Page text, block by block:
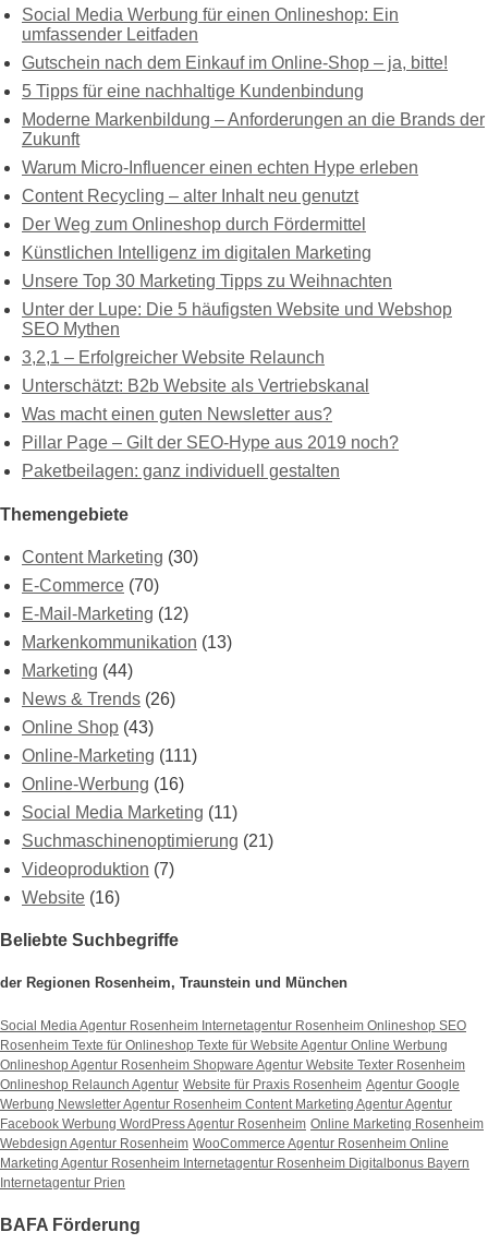
Social Media Werbung für einen Onlineshop: Ein
umfassender Leitfaden
Gutschein nach dem Einkauf im Online-Shop – ja, bitte!
5 Tipps für eine nachhaltige Kundenbindung
Moderne Markenbildung – Anforderungen an die Brands der
Zukunft
Warum Micro-Influencer einen echten Hype erleben
Content Recycling – alter Inhalt neu genutzt
Der Weg zum Onlineshop durch Fördermittel
Künstlichen Intelligenz im digitalen Marketing
Unsere Top 30 Marketing Tipps zu Weihnachten
Unter der Lupe: Die 5 häufigsten Website und Webshop
SEO Mythen
3,2,1 – Erfolgreicher Website Relaunch
Unterschätzt: B2b Website als Vertriebskanal
Was macht einen guten Newsletter aus?
Pillar Page – Gilt der SEO-Hype aus 2019 noch?
Paketbeilagen: ganz individuell gestalten
Themengebiete
Content Marketing (30)
E-Commerce (70)
E-Mail-Marketing (12)
Markenkommunikation (13)
Marketing (44)
News & Trends (26)
Online Shop (43)
Online-Marketing (111)
Online-Werbung (16)
Social Media Marketing (11)
Suchmaschinenoptimierung (21)
Videoproduktion (7)
Website (16)
Beliebte Suchbegriffe
der Regionen Rosenheim, Traunstein und München
Social Media Agentur Rosenheim Internetagentur Rosenheim Onlineshop SEO
Rosenheim Texte für Onlineshop Texte für Website Agentur Online Werbung
Onlineshop Agentur Rosenheim Shopware Agentur Website Texter Rosenheim
Onlineshop Relaunch Agentur Website für Praxis Rosenheim Agentur Google
Werbung Newsletter Agentur Rosenheim Content Marketing AgenturAgentur
Facebook Werbung WordPress Agentur Rosenheim Online Marketing Rosenheim
Webdesign Agentur Rosenheim WooCommerce Agentur Rosenheim Online
Marketing Agentur Rosenheim Internetagentur Rosenheim Digitalbonus Bayern
Internetagentur Prien
BAFA Förderung